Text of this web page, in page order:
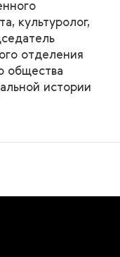
культуролог,
отделения
общества
истории